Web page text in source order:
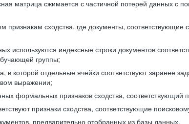
матрица сжимается с частичной потерей данных с
сходства, где документы, соответствующие
индексные строки документов
группы;
которой отдельные ячейки соответствуют заранее
выражении;
формальных признаков сходства,
признаки сходства, соответствующие
предварительно отобранных из базы данных.